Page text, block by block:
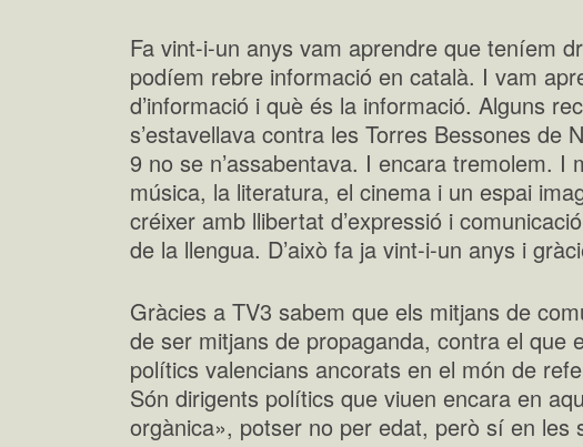
Fa vint-i-un anys vam aprendre que teníem
podíem rebre informació en català. I vam
d’informació i què és la informació. Alguns
s’estavellava contra les Torres Bessones de
9 no se n’assabentava. I encara tremolem. I
música, la literatura, el cinema i un espai
créixer amb llibertat d’expressió i
de la llengua. D’això fa ja vint-i-un anys i
Gràcies a TV3 sabem que els mitjans de
de ser mitjans de propaganda, contra el que
polítics valencians ancorats en el món de
Són dirigents polítics que viuen encara en
orgànica», potser no per edat, però sí en les